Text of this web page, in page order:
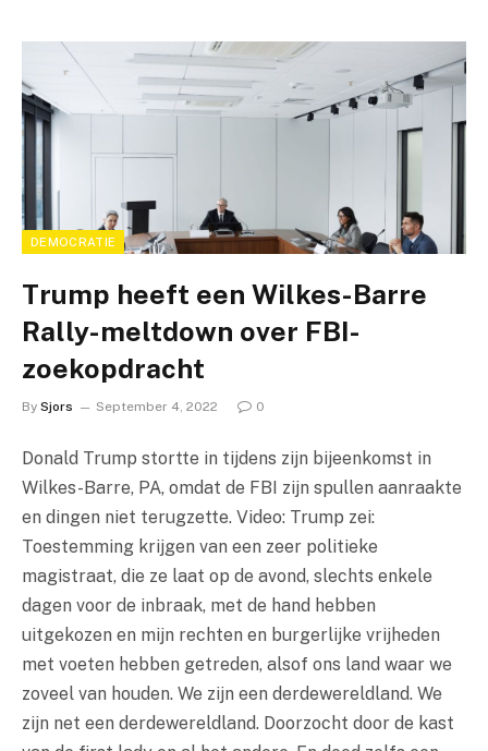
DEMOCRATIE
Trump heeft een Wilkes-Barre
Rally-meltdown over FBI-
zoekopdracht
By Sjors September 4, 2022 0
Donald Trump stortte in tijdens zijn bijeenkomst in
Wilkes-Barre, PA, omdat de FBI zijn spullen aanraakte
en dingen niet terugzette. Video: Trump zei:
Toestemming krijgen van een zeer politieke
magistraat, die ze laat op de avond, slechts enkele
dagen voor de inbraak, met de hand hebben
uitgekozen en mijn rechten en burgerlijke vrijheden
met voeten hebben getreden, alsof ons land waar we
zoveel van houden. We zijn een derdewereldland. We
zijn net een derdewereldland. Doorzocht door de kast